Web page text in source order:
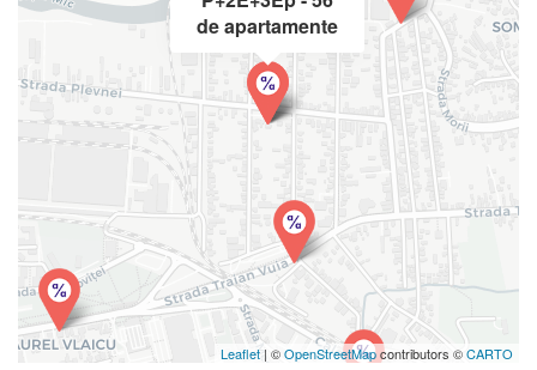
de apartamente
Leaflet | ©OpenStreetMapcontributors ©CARTO